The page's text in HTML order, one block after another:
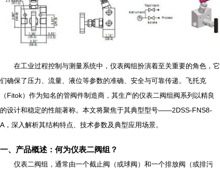
在工业过程控制与测量系统中，仪表阀组扮演着至关重要的角色，它
们确保了压力、流量、液位等参数的准确、安全与可靠传递。飞托克
（Fitok）作为知名的管阀件制造商，其生产的仪表二阀组阀系列以精良
的设计和稳定的性能著称。本文将聚焦于其典型型号——2DSS-FNS8-
A，深入解析其结构特点、技术参数及典型应用场景。
一、产品概述：何为仪表二阀组？
仪表二阀组，通常由一个截止阀（或球阀）和一个排放阀（或排污